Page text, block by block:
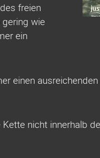
freien
wie
ein
einen
nicht innerhalb